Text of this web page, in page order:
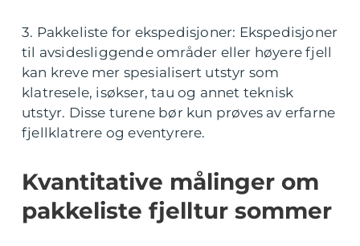
3. Pakkeliste for ekspedisjoner: Ekspedisjoner
til avsidesliggende områder eller høyere fjell
kan kreve mer spesialisert utstyr som
klatresele, isøkser, tau og annet teknisk
utstyr. Disse turene bør kun prøves av erfarne
fjellklatrere og eventyrere.
Kvantitative målinger om
pakkeliste fjelltur sommer